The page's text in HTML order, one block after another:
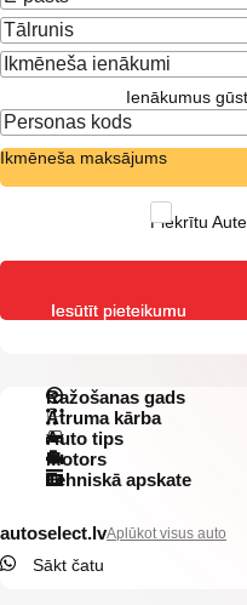
Ienākumus
Ikmēneša maksājums
Piekrītu
Ražošanas gads
Ātruma kārba
Auto tips
Motors
Tehniskā apskate
autoselect.lvAplūkot visus auto
Sākt čatu